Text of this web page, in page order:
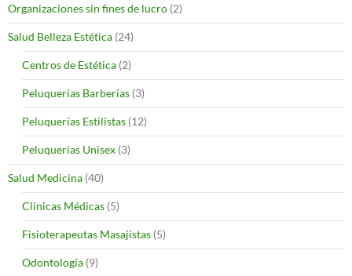
Organizaciones sin fines de lucro (2)
Salud Belleza Estética (24)
Centros de Estética (2)
Peluquerías Barberías (3)
Peluquerías Estilistas (12)
Peluquerías Unisex (3)
Salud Medicina (40)
Clínicas Médicas (5)
Fisioterapeutas Masajistas (5)
Odontología (9)